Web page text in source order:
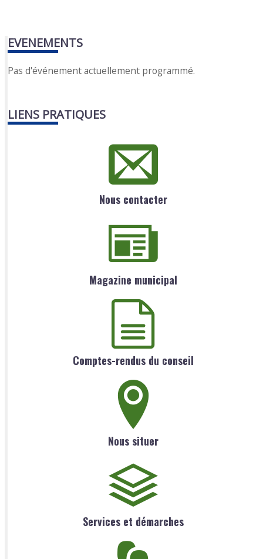
EVENEMENTS
Pas d'événement actuellement programmé.
LIENS PRATIQUES
Nous contacter
Magazine municipal
Comptes-rendus du conseil
Nous situer
Services et démarches